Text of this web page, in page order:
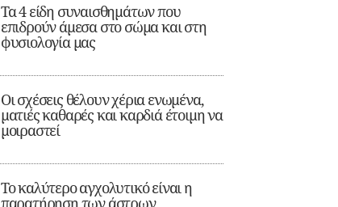
Τα 4 είδη συναισθημάτων που
επιδρούν άμεσα στο σώμα και στη
φυσιολογία μας
Οι σχέσεις θέλουν χέρια ενωμένα,
ματιές καθαρές και καρδιά έτοιμη να
μοιραστεί
Το καλύτερο αγχολυτικό είναι η
παρατήρηση των άστρων